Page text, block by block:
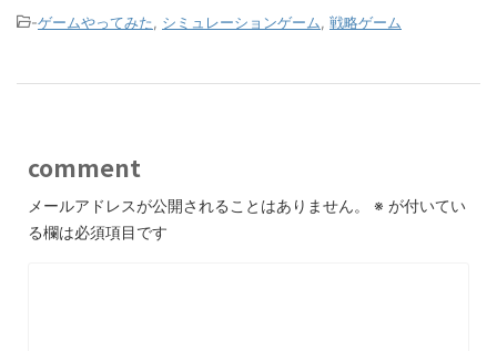
-ゲームやってみた, シミュレーションゲーム, 戦略ゲーム
comment
メールアドレスが公開されることはありません。 ※ が付いてい
る欄は必須項目です